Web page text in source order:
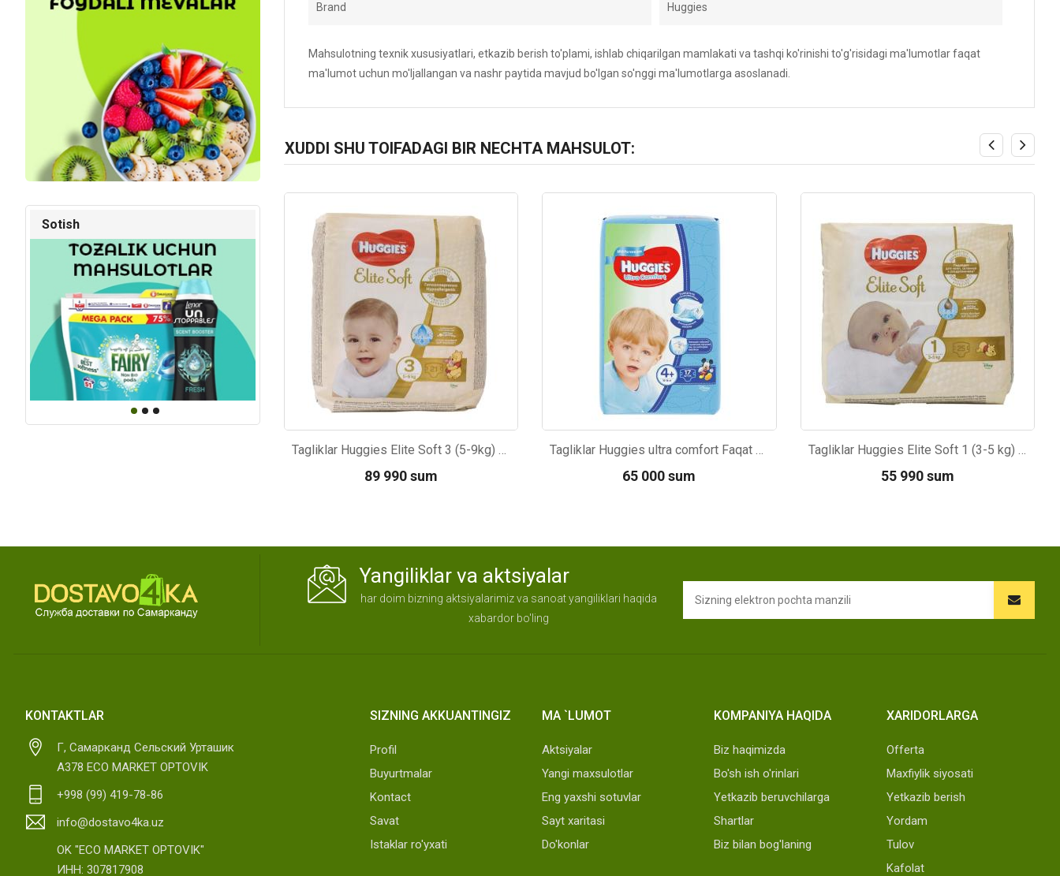
Sotish
Brand Huggies
Mahsulotning texnik xususiyatlari, etkazib berish to'plami, ishlab chiqarilgan mamlakati va tashqi ko'rinishi to'g'risidagi ma'lumotlar faqat
ma'lumot uchun mo'ljallangan va nashr paytida mavjud bo'lgan so'nggi ma'lumotlarga asoslanadi.
XUDDI SHU TOIFADAGI BIR NECHTA MAHSULOT:
Tagliklar Huggies Elite Soft 3 (5-9kg) 21dona
89 990 sum
Kod: 3874
Tagliklar Huggies ultra comfort Faqat og'il bollar uchun 4+ (10-16kg) 17dona
65 000 sum
Tagliklar Huggies Elite Soft 1 (3-5 kg) 20dona
55 990 sum
Yangiliklar va aktsiyalar
har doim bizning aktsiyalarimiz va sanoat yangiliklari haqida
xabardor bo'ling
KONTAKTLAR
Г, Самарканд Сельский Урташик
А378 ECO MARKET OPTOVIK
+998 (99) 419-78-86
info@dostavo4ka.uz
OK "ECO MARKET OPTOVIK"
ИНН: 307817908
SIZNING AKKUANTINGIZ
Profil
Buyurtmalar
Kontact
Savat
Istaklar ro'yxati
MA `LUMOT
Aktsiyalar
Yangi maxsulotlar
Eng yaxshi sotuvlar
Sayt xaritasi
Do'konlar
KOMPANIYA HAQIDA
Biz haqimizda
Bo'sh ish o'rinlari
Yetkazib beruvchilarga
Shartlar
Biz bilan bog'laning
XARIDORLARGA
Offerta
Maxfiylik siyosati
Yetkazib berish
Yordam
Tulov
Kafolat